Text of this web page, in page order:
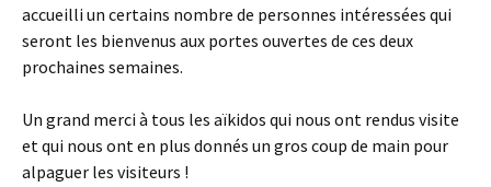
accueilli un certains nombre de personnes intéressées qui
seront les bienvenus aux portes ouvertes de ces deux
prochaines semaines.
Un grand merci à tous les aïkidos qui nous ont rendus visite
et qui nous ont en plus donnés un gros coup de main pour
alpaguer les visiteurs !